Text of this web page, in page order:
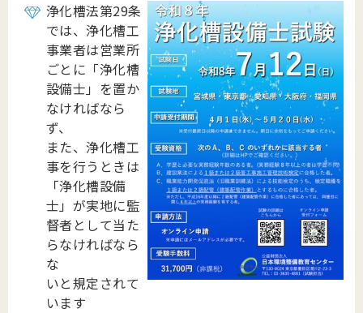
浄化槽法第29条
では、浄化槽工
事業者は営業所
ごとに「浄化槽
設備士」を置か
なければなら
ず、
また、浄化槽工
事を行うときは
「浄化槽設備
士」が実地に監
督者として当た
らなければなら
な
いと規定されて
います